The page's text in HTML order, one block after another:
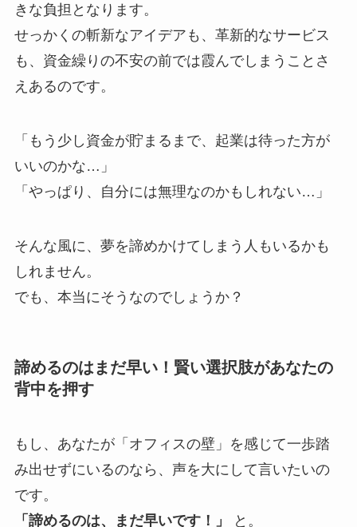
きな負担となります。
せっかくの斬新なアイデアも、革新的なサービス
も、資金繰りの不安の前では霞んでしまうことさ
えあるのです。
「もう少し資金が貯まるまで、起業は待った方が
いいのかな…」
「やっぱり、自分には無理なのかもしれない…」
そんな風に、夢を諦めかけてしまう人もいるかも
しれません。
でも、本当にそうなのでしょうか？
諦めるのはまだ早い！賢い選択肢があなたの
背中を押す
もし、あなたが「オフィスの壁」を感じて一歩踏
み出せずにいるのなら、声を大にして言いたいの
です。
「諦めるのは、まだ早いです！」
と。